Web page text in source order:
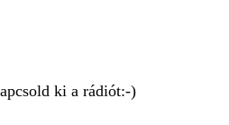
ki a rádiót:-)